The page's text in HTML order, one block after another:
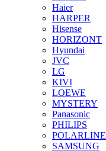
Haier
HARPER
Hisense
HORIZONT
Hyundai
JVC
LG
KIVI
LOEWE
MYSTERY
Panasonic
PHILIPS
POLARLINE
SAMSUNG